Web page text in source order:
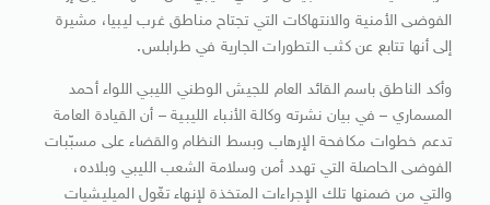
الفوضى الأمنية والانتهاكات التي تجتاح مناطق غرب ليبيا، مشيرة
إلى أنها تتابع عن كثب التطورات الجارية في طرابلس.
وأكد الناطق باسم القائد العام للجيش الوطني الليبي اللواء أحمد
المسماري – في بيان نشرته وكالة الأنباء الليبية – أن القيادة العامة
تدعم خطوات مكافحة الإرهاب وبسط النظام والقضاء على مسبّبات
الفوضى الحاصلة التي تهدد أمن وسلامة الشعب الليبي وبلاده،
والتي من ضمنها تلك الإجراءات المتخذة لإنهاء تغّول الميليشيات